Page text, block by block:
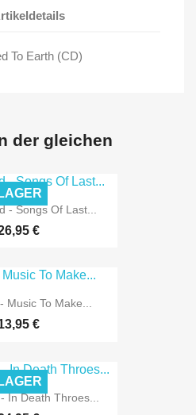
To Earth (CD)
der gleichen
- Songs Of Last...
€
Music To Make...
€
In Death Throes...